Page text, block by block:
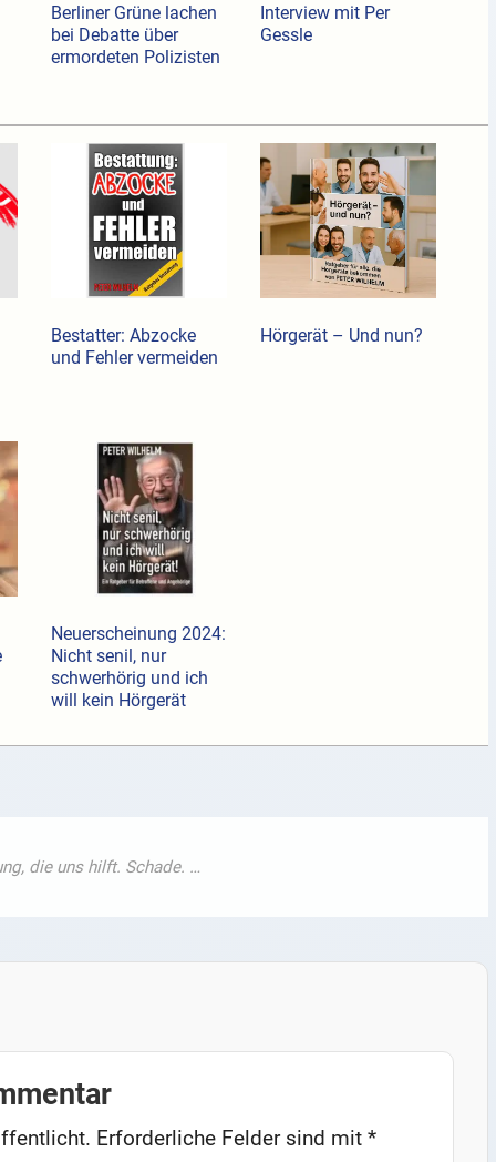
Berliner Grüne lachen
bei Debatte über
ermordeten Polizisten
Interview mit Per
Gessle
Bestatter: Abzocke
und Fehler vermeiden
Hörgerät – Und nun?
Neuerscheinung 2024:
Nicht senil, nur
schwerhörig und ich
will kein Hörgerät
Erforderliche Felder sind mit *